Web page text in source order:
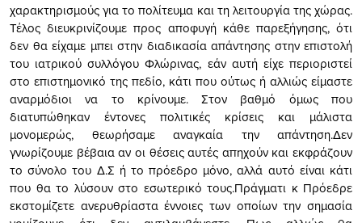
χαρακτηρισμούς για το πολίτευμα και τη λειτουργία της χώρας.
Τέλος διευκρινίζουμε προς αποφυγή κάθε παρεξήγησης, ότι
δεν θα είχαμε μπει στην διαδικασία απάντησης στην επιστολή
του ιατρικού συλλόγου Φλώρινας, εάν αυτή είχε περιοριστεί
στο επιστημονικό της πεδίο, κάτι που ούτως ή αλλιώς είμαστε
αναρμόδιοι να το κρίνουμε. Στον βαθμό όμως που
διατυπώθηκαν έντονες πολιτικές κρίσεις και μάλιστα
μονομερώς, θεωρήσαμε αναγκαία την απάντηση.Δεν
γνωρίζουμε βέβαια αν οι θέσεις αυτές απηχούν και εκφράζουν
το σύνολο του Δ.Σ ή το πρόεδρο μόνο, αλλά αυτό είναι κάτι
που θα το λύσουν στο εσωτερικό τους.Πράγματι κ Πρόεδρε
εκστομίζετε ανερυθρίαστα έννοιες των οποίων την σημασία